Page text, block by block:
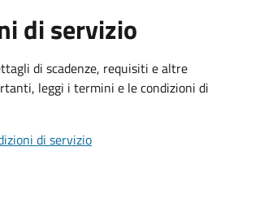
di servizio
di scadenze, requisiti e altre
leggi i termini e le condizioni di
di servizio